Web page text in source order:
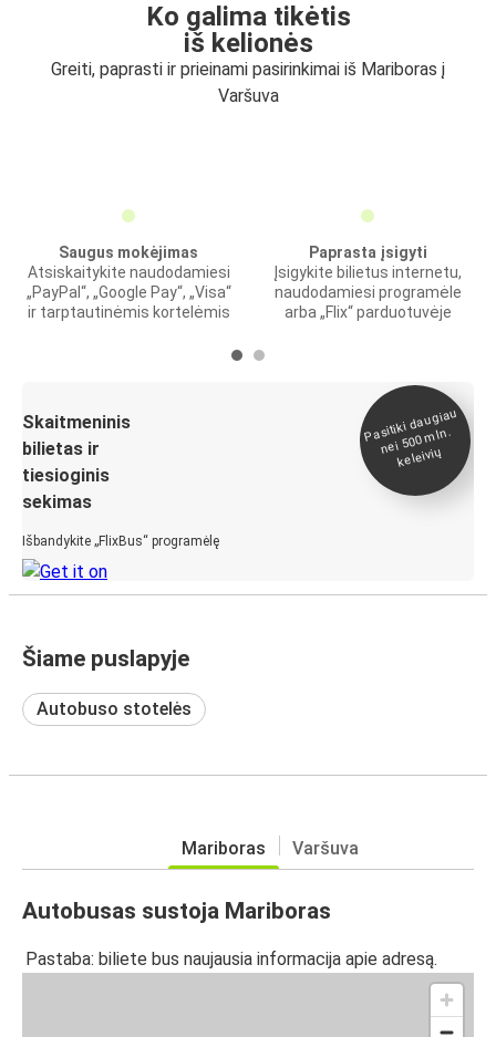
Ko galima tikėtis
iš kelionės
Greiti, paprasti ir prieinami pasirinkimai iš Mariboras į
Varšuva
Saugus mokėjimas
Atsiskaitykite naudodamiesi
„PayPal“, „Google Pay“, „Visa“
ir tarptautinėmis kortelėmis
Paprasta įsigyti
Įsigykite bilietus internetu,
naudodamiesi programėle
arba „Flix“ parduotuvėje
Skaitmeninis
bilietas ir
tiesioginis
sekimas
Išbandykite „FlixBus“ programėlę
Pasitiki daugiau
nei 500
mln.
keleivių
Šiame puslapyje
Autobuso stotelės
Mariboras Varšuva
Autobusas sustoja Mariboras
Pastaba: biliete bus naujausia informacija apie adresą.